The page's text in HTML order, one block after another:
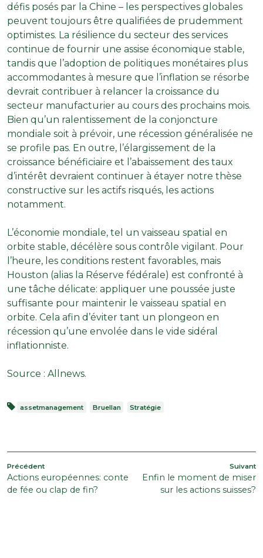
défis posés par la Chine – les perspectives globales
peuvent toujours être qualifiées de prudemment
optimistes. La résilience du secteur des services
continue de fournir une assise économique stable,
tandis que l’adoption de politiques monétaires plus
accommodantes à mesure que l’inflation se résorbe
devrait contribuer à relancer la croissance du
secteur manufacturier au cours des prochains mois.
Bien qu’un ralentissement de la conjoncture
mondiale soit à prévoir, une récession généralisée ne
se profile pas. En outre, l’élargissement de la
croissance bénéficiaire et l’abaissement des taux
d’intérêt devraient continuer à étayer notre thèse
constructive sur les actifs risqués, les actions
notamment.
L’économie mondiale, tel un vaisseau spatial en
orbite stable, décélère sous contrôle vigilant. Pour
l’heure, les conditions restent favorables, mais
Houston (alias la Réserve fédérale) est confronté à
une tâche délicate: appliquer une poussée juste
suffisante pour maintenir le vaisseau spatial en
orbite. Cela afin d’éviter tant un plongeon en
récession qu’une envolée dans le vide sidéral
inflationniste.
Source : Allnews.
assetmanagement Bruellan Stratégie
NAVIGATION
DE
L’ARTICLE
Article
précédent
Précédent
Actions européennes: conte
de fée ou clap de fin?
Suivant
Enfin le moment de miser
sur les actions suisses?